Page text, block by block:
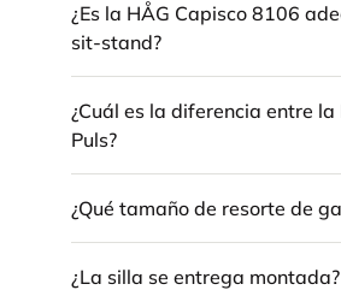
¿Es la HÅG Capisco 8106
sit-stand?
¿Cuál es la diferencia entre
Puls?
¿Qué tamaño de resorte de
¿La silla se entrega montada?